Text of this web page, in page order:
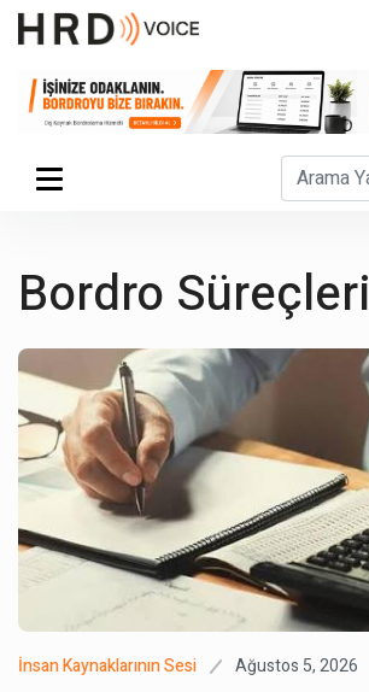
Bordro Süreçleri
İnsan Kaynaklarının Sesi Ağustos 5, 2026